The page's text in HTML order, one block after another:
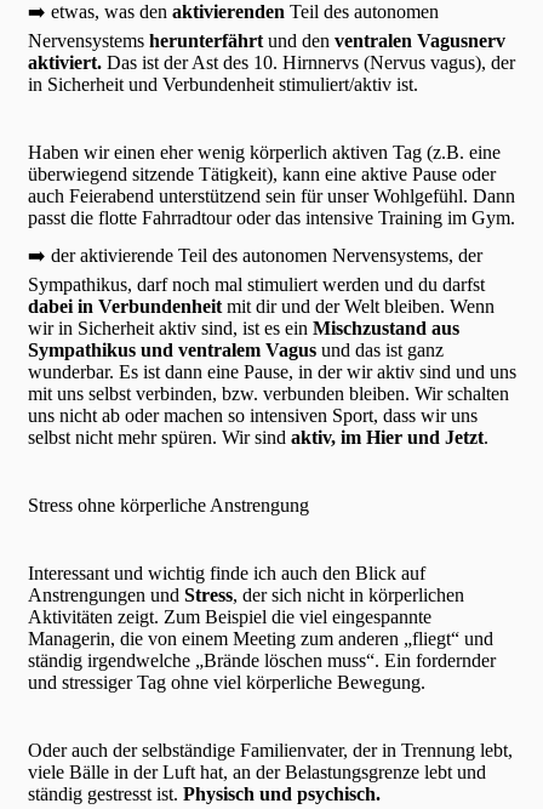
➡️ etwas, was den aktivierenden Teil des autonomen
Nervensystems herunterfährtund den ventralen Vagusnerv
aktiviert.Das ist der Ast des 10. Hirnnervs (Nervus vagus), der
in Sicherheit und Verbundenheit stimuliert/aktiv ist.
Haben wir einen eher wenig körperlich aktiven Tag (z.B. eine
überwiegend sitzende Tätigkeit), kann eine aktive Pause oder
auch Feierabend unterstützend sein für unser Wohlgefühl. Dann
passt die flotte Fahrradtour oder das intensive Training im Gym.
➡️ der aktivierende Teil des autonomen Nervensystems, der
Sympathikus, darf noch mal stimuliert werden und du darfst
dabei in Verbundenheitmit dir und der Welt bleiben. Wenn
wir in Sicherheit aktiv sind, ist es ein Mischzustand aus
Sympathikus und ventralem Vagusund das ist ganz
wunderbar. Es ist dann eine Pause, in der wir aktiv sind und uns
mit uns selbst verbinden, bzw. verbunden bleiben. Wir schalten
uns nicht ab oder machen so intensiven Sport, dass wir uns
selbst nicht mehr spüren. Wir sind aktiv, im Hier und Jetzt.
Stress ohne körperliche Anstrengung
Interessant und wichtig finde ich auch den Blick auf
Anstrengungen und Stress, der sich nicht in körperlichen
Aktivitäten zeigt. Zum Beispiel die viel eingespannte
Managerin, die von einem Meeting zum anderen „fliegt“ und
ständig irgendwelche „Brände löschen muss“. Ein fordernder
und stressiger Tag ohne viel körperliche Bewegung.
Oder auch der selbständige Familienvater, der in Trennung lebt,
viele Bälle in der Luft hat, an der Belastungsgrenze lebt und
ständig gestresst ist. Physisch und psychisch.